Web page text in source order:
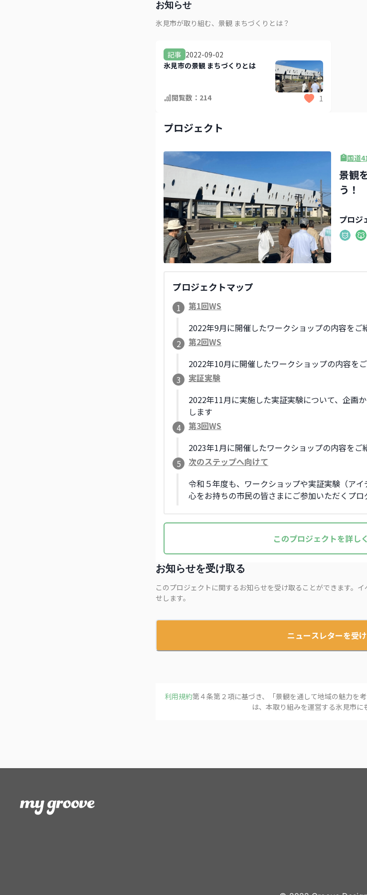
お知らせ
氷見市が取り組む、景観​ まちづくりとは​？
記事 2022-09-02
氷見市の景観​ まちづくりとは​
閲覧数： 214 1
プロジェクト
国道
景観
う！
プロジ
プロジェクトマップ
1
第1回WS
2022年9月に開催したワークショップの内容をご
2
第2回WS
2022年10月に開催したワークショップの内容を
3
実証実験
2022年11月に実施した実証実験について、企画
します
4
第3回WS
2023年1月に開催したワークショップの内容をご
5
次のステップへ向けて
令和５年度も、ワークショップや実証実験（ア
心をお持ちの市民の皆さまにご参加いただくプロ
このプロジェクトを詳し
お知らせを受け取る
このプロジェクトに関するお知らせを受け取ることができます。
せします。
ニュースレターを受
利用規約第４条第２項に基づき、「景観を通して地域の魅力を考
は、本取り組みを運営する氷見市に